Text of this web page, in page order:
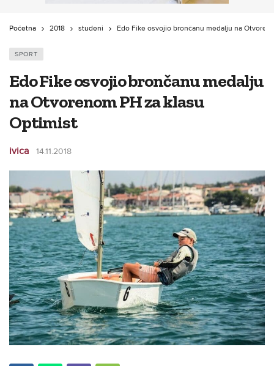
Početna 2018 studeni Edo Fike osvojio brončanu medalju na
SPORT
Edo Fike osvojio brončanu medalju
na Otvorenom PH za klasu
Optimist
ivica 14.11.2018